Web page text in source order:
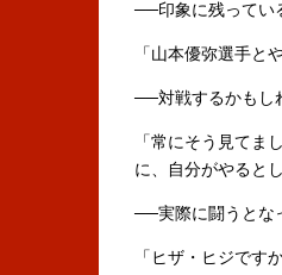
──印象に残ってい
「山本優弥選手と
──対戦するかもし
「常にそう見てま
に、自分がやると
──実際に闘うとな
「ヒザ・ヒジです